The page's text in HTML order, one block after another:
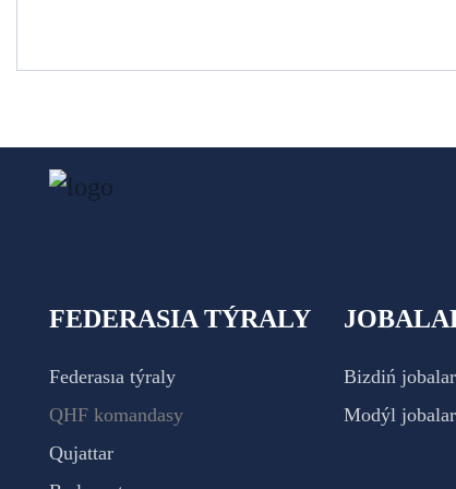
FEDERASIA TÝRALY
Federasıa týraly
QHF komandasy
Qujattar
Bizdiń jobalar
Modýl